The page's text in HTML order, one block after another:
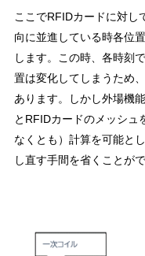
ここでRFIDカードに対し
向に並進している時各位
します。この時、各時刻
置は変化してしまうため
あります。しかし外場機
とRFIDカードのメッシュ
なくとも）計算を可能と
し直す手間を省くことがで